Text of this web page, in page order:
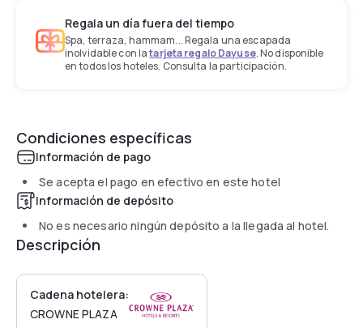
Regala un día fuera del tiempo
Spa, terraza, hammam... Regala una escapada
inolvidable con latarjeta regalo Dayuse. No disponible
en todos los hoteles. Consulta la participación.
Condiciones específicas
Información de pago
Se acepta el pago en efectivo en este hotel
Información de depósito
No es necesario ningún depósito a la llegada al hotel.
Descripción
Cadena hotelera:
CROWNE PLAZA